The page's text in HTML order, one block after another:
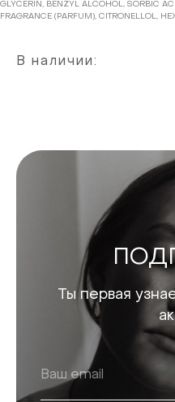
GLYCERIN, BENZYL ALCOHOL, SORBIC
FRAGRANCE (PARFUM), CITRONELLOL,
В наличии:
Ты первая